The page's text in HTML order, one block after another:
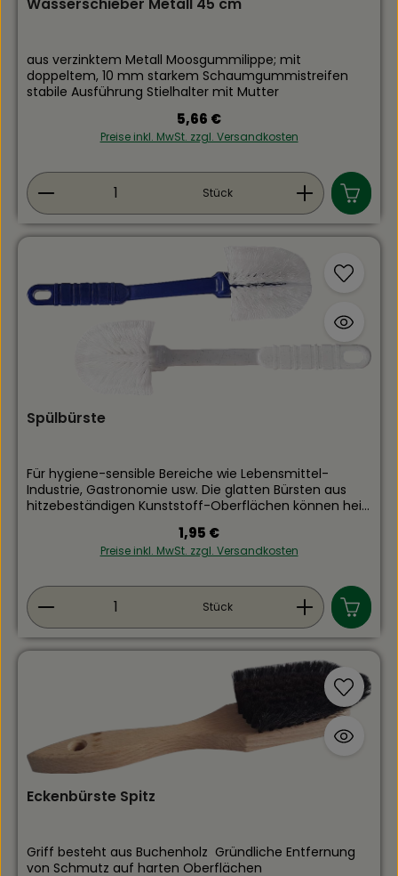
Wasserschieber Metall 45 cm
aus verzinktem Metall Moosgummilippe; mit
doppeltem, 10 mm starkem Schaumgummistreifen
stabile Ausführung Stielhalter mit Mutter
Regulärer Preis:
5,66 €
Preise inkl. MwSt. zzgl. Versandkosten
Produkt Anzahl: Gib den gewünschten Wert
Stück
Spülbürste
Für hygiene-sensible Bereiche wie Lebensmittel-
Industrie, Gastronomie usw. Die glatten Bürsten aus
hitzebeständigen Kunststoff-Oberflächen können heiß
Ergonomische Form sorgt für eine angenehme
Handhabung und einen sicheren Halt
Regulärer Preis:
1,95 €
Preise inkl. MwSt. zzgl. Versandkosten
Produkt Anzahl: Gib den gewünschten Wert
Stück
Eckenbürste Spitz
Griff besteht aus Buchenholz Gründliche Entfernung